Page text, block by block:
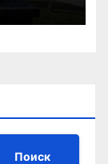
Поиск